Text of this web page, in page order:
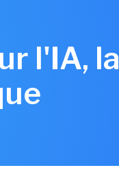
l'IA, la